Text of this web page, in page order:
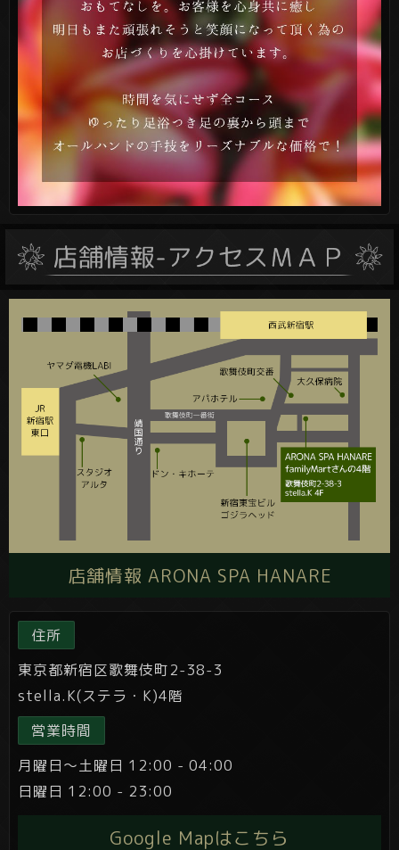
店舗情報 ARONA SPA HANARE
住所
東京都新宿区歌舞伎町2-38-3
stella.K(ステラ・K)4階
営業時間
月曜日～土曜日 12:00 - 04:00
日曜日 12:00 - 23:00
Google Mapはこちら